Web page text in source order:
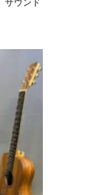
サウンド